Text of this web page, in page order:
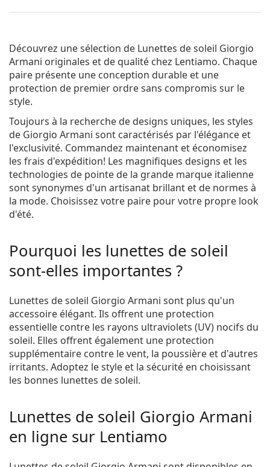
Découvrez une sélection de Lunettes de soleil Giorgio
Armani originales et de qualité chez Lentiamo. Chaque
paire présente une conception durable et une
protection de premier ordre sans compromis sur le
style.
Toujours à la recherche de designs uniques, les styles
de Giorgio Armani sont caractérisés par l'élégance et
l'exclusivité. Commandez maintenant et économisez
les frais d'expédition! Les magnifiques designs et les
technologies de pointe de la grande marque italienne
sont synonymes d'un artisanat brillant et de normes à
la mode. Choisissez votre paire pour votre propre look
d'été.
Pourquoi les lunettes de soleil
sont-elles importantes ?
Lunettes de soleil Giorgio Armani sont plus qu'un
accessoire élégant. Ils offrent une protection
essentielle contre les rayons ultraviolets (UV) nocifs du
soleil. Elles offrent également une protection
supplémentaire contre le vent, la poussière et d'autres
irritants. Adoptez le style et la sécurité en choisissant
les bonnes lunettes de soleil.
Lunettes de soleil Giorgio Armani
en ligne sur Lentiamo